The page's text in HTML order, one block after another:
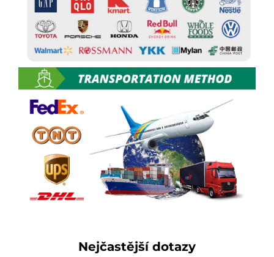
Nejčastější dotazy